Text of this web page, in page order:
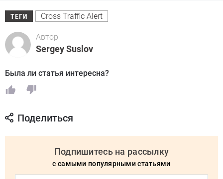
ТЕГИ Cross Traffic Alert
Автор
Sergey Suslov
Была ли статья интересна?
Поделиться
Подпишитесь на рассылку
с самыми популярными статьями